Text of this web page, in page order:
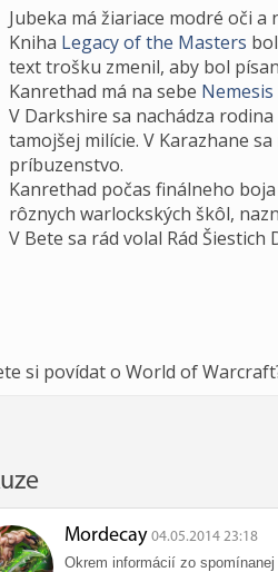
Jubeka má žiariace modré oči a
Kniha Legacy of the Masters
text trošku zmenil, aby bol
Kanrethad má na sebe
V Darkshire sa nachádza
tamojšej milície. V Karazhane
príbuzenstvo.
Kanrethad počas finálneho
rôznych warlockských škôl,
V Bete sa rád volal Rád Šiestich
si povídat o World of
Mordecay 04.05.2014 23:18
Okrem informácií zo